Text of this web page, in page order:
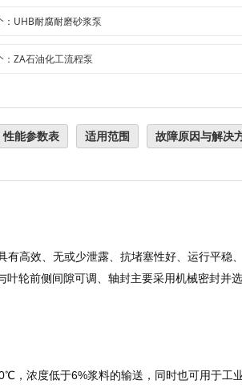
：UHB耐腐耐磨砂浆泵
：ZA石油化工流程泵
性能参数表 适用范围 故障原因与解决
有高效、无或少泄露、抗堵塞性好、运行平稳
轮前侧间隙可调、轴封主要采用机械密封并
，浓度低于6%浆料的输送，同时也可用于工